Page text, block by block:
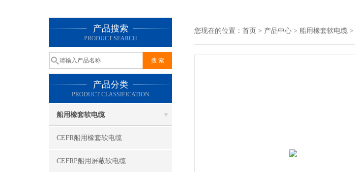
产品搜索
PRODUCT SEARCH
产品分类
PRODUCT CLASSIFICATION
船用橡套软电缆
CEFR船用橡套软电缆
CEFRP船用屏蔽软电缆
您现在的位置： 首页 > 产品中心 > 船用橡套软电缆 >